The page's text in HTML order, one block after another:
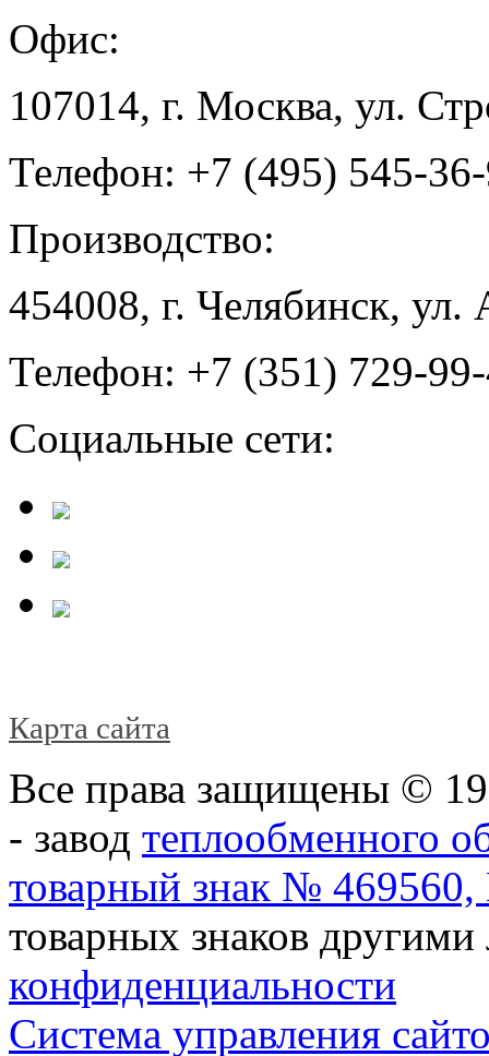
Офис:
107014, г. Москва, ул.
Телефон: +7 (495) 545-
Производство:
454008, г. Челябинск, ул.
Телефон: +7 (351) 729-
Социальные сети:
Карта сайта
Все права защищены ©
- завод теплообменного
товарный знак №
товарных знаков
конфиденциальности
Система управления